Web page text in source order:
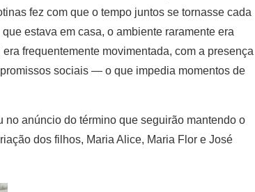
fez com que o tempo juntos se tornasse cada
estava em casa, o ambiente raramente era
frequentemente movimentada, com a presença
sociais — o que impedia momentos de
no anúncio do término que seguirão mantendo o
dos filhos, Maria Alice, Maria Flor e José